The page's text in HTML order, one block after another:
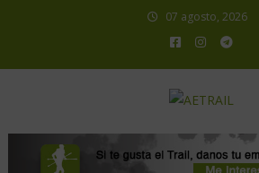
07 agosto, 2026